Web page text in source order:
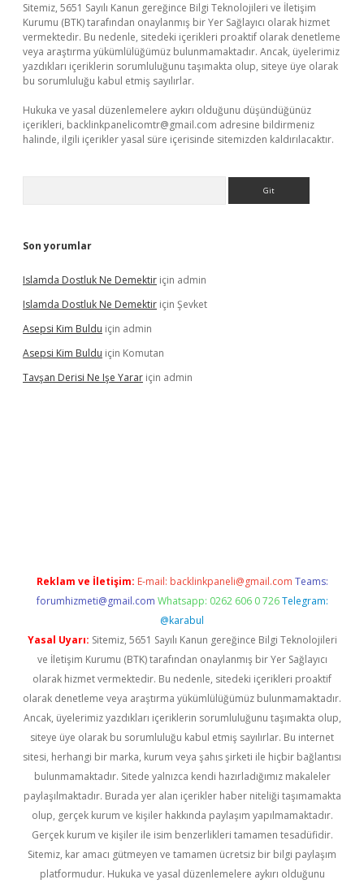
Sitemiz, 5651 Sayılı Kanun gereğince Bilgi Teknolojileri ve İletişim
Kurumu (BTK) tarafından onaylanmış bir Yer Sağlayıcı olarak hizmet
vermektedir. Bu nedenle, sitedeki içerikleri proaktif olarak denetleme
veya araştırma yükümlülüğümüz bulunmamaktadır. Ancak, üyelerimiz
yazdıkları içeriklerin sorumluluğunu taşımakta olup, siteye üye olarak
bu sorumluluğu kabul etmiş sayılırlar.
Hukuka ve yasal düzenlemelere aykırı olduğunu düşündüğünüz
içerikleri, backlinkpanelicomtr@gmail.com adresine bildirmeniz
halinde, ilgili içerikler yasal süre içerisinde sitemizden kaldırılacaktır.
Son yorumlar
Islamda Dostluk Ne Demektir için admin
Islamda Dostluk Ne Demektir için Şevket
Asepsi Kim Buldu için admin
Asepsi Kim Buldu için Komutan
Tavşan Derisi Ne Işe Yarar için admin
Reklam ve İletişim: E-mail: backlinkpaneli@gmail.com Teams:
forumhizmeti@gmail.com Whatsapp: 0262 606 0 726 Telegram:
@karabul
Yasal Uyarı: Sitemiz, 5651 Sayılı Kanun gereğince Bilgi Teknolojileri
ve İletişim Kurumu (BTK) tarafından onaylanmış bir Yer Sağlayıcı
olarak hizmet vermektedir. Bu nedenle, sitedeki içerikleri proaktif
olarak denetleme veya araştırma yükümlülüğümüz bulunmamaktadır.
Ancak, üyelerimiz yazdıkları içeriklerin sorumluluğunu taşımakta olup,
siteye üye olarak bu sorumluluğu kabul etmiş sayılırlar. Bu internet
sitesi, herhangi bir marka, kurum veya şahıs şirketi ile hiçbir bağlantısı
bulunmamaktadır. Sitede yalnızca kendi hazırladığımız makaleler
paylaşılmaktadır. Burada yer alan içerikler haber niteliği taşımamakta
olup, gerçek kurum ve kişiler hakkında paylaşım yapılmamaktadır.
Gerçek kurum ve kişiler ile isim benzerlikleri tamamen tesadüfidir.
Sitemiz, kar amacı gütmeyen ve tamamen ücretsiz bir bilgi paylaşım
platformudur. Hukuka ve yasal düzenlemelere aykırı olduğunu